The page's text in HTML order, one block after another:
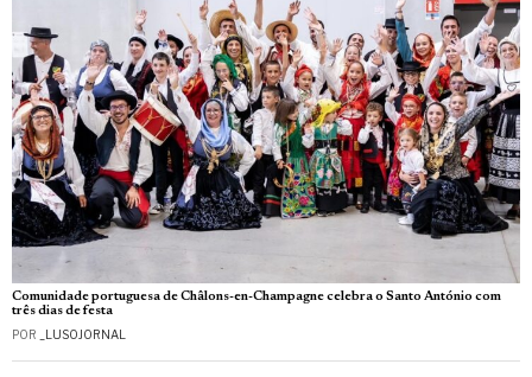
Comunidade portuguesa de Châlons-en-Champagne celebra o Santo António com
três dias de festa
POR _LUSOJORNAL